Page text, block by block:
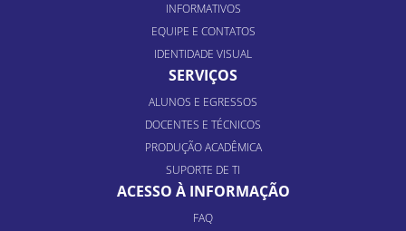
INFORMATIVOS
EQUIPE E CONTATOS
IDENTIDADE VISUAL
SERVIÇOS
ALUNOS E EGRESSOS
DOCENTES E TÉCNICOS
PRODUÇÃO ACADÊMICA
SUPORTE DE TI
ACESSO À INFORMAÇÃO
FAQ